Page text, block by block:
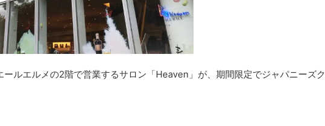
ルエルメの2階で営業するサロン「Heaven」が、期間限定でジャパニーズク